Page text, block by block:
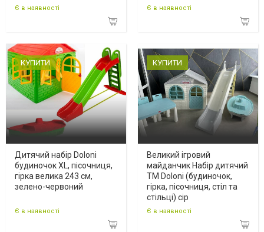
Є в наявності Є в наявності
КУПИТИ
Дитячий набір Doloni
будиночок XL, пісочниця,
гірка велика 243 см,
зелено-червоний
Є в наявності
КУПИТИ
Великий ігровий
майданчик Набір дитячий
ТМ Doloni (будиночок,
гірка, пісочниця, стіл та
стільці) сір
Є в наявності